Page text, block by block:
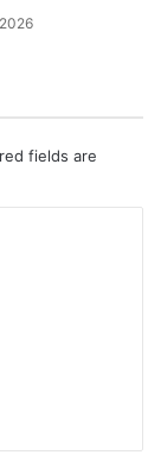
fields are